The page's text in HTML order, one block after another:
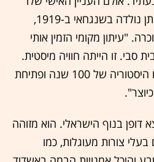
מרתק עוד יותר: אמו של דותן נולדה בשנגחאי ב-1919,
"עיתון מקומי הזמין אותי
זו הייתה חוויה מיסטית.
עבורי זוהי סגירת מעגל עם היסטוריה של 100 שנה ופתיחת
דופן בנוף הישראלי. הוא מזוהה
בעלי צורות מעוגלות, כמו